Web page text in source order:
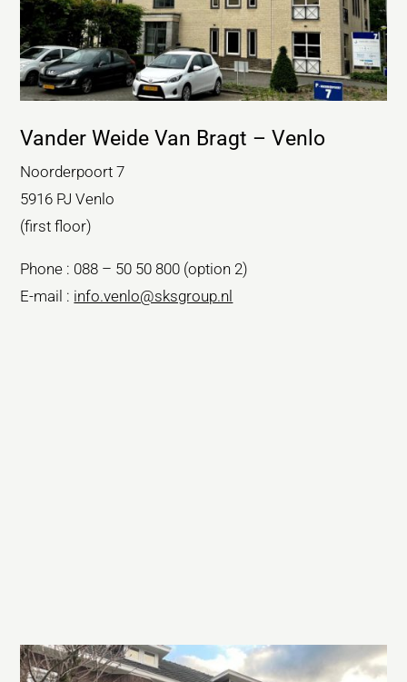
Vander Weide Van Bragt – Venlo
Noorderpoort 7
5916 PJ Venlo
(first floor)
Phone : 088 – 50 50 800 (option 2)
E-mail : info.venlo@sksgroup.nl